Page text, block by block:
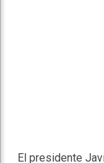
El presidente